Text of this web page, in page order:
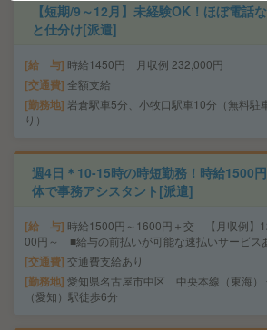
【短期/9～12月】未経験OK！ほぼ電話
と仕分け[派遣]
給 与 時給1450円 月収例 232,000円
交通費 全額支給
勤務地 岩倉駅車5分、小牧口駅車10分（無料駐
り）
週4日＊10-15時の時短勤務！時給1500
体で事務アシスタント[派遣]
給 与 時給1500円～1600円＋交 【月収例】
00円～ ■給与の前払いが可能な速払いサービス
交通費 交通費支給あり
勤務地 愛知県名古屋市中区 中央本線（東海）
（愛知）駅徒歩6分